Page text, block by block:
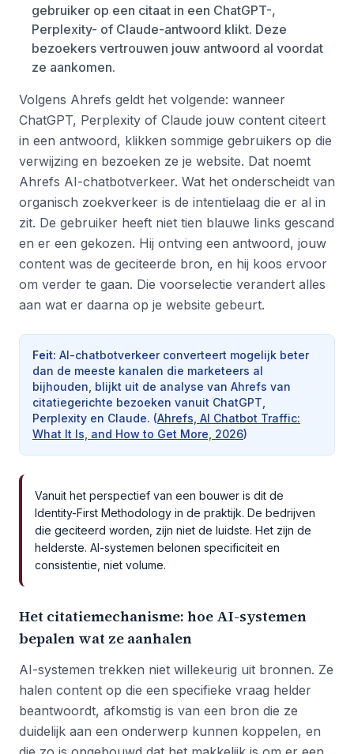
gebruiker op een citaat in een ChatGPT-,
Perplexity- of Claude-antwoord klikt. Deze
bezoekers vertrouwen jouw antwoord al voordat
ze aankomen.
Volgens Ahrefs geldt het volgende: wanneer
ChatGPT, Perplexity of Claude jouw content citeert
in een antwoord, klikken sommige gebruikers op die
verwijzing en bezoeken ze je website. Dat noemt
Ahrefs AI-chatbotverkeer. Wat het onderscheidt van
organisch zoekverkeer is de intentielaag die er al in
zit. De gebruiker heeft niet tien blauwe links gescand
en er een gekozen. Hij ontving een antwoord, jouw
content was de geciteerde bron, en hij koos ervoor
om verder te gaan. Die voorselectie verandert alles
aan wat er daarna op je website gebeurt.
Feit: AI-chatbotverkeer converteert mogelijk beter
dan de meeste kanalen die marketeers al
bijhouden, blijkt uit de analyse van Ahrefs van
citatiegerichte bezoeken vanuit ChatGPT,
Perplexity en Claude. (Ahrefs, AI Chatbot Traffic:
What It Is, and How to Get More, 2026)
Vanuit het perspectief van een bouwer is dit de
Identity-First Methodology in de praktijk. De bedrijven
die geciteerd worden, zijn niet de luidste. Het zijn de
helderste. AI-systemen belonen specificiteit en
consistentie, niet volume.
Het citatiemechanisme: hoe AI-systemen
bepalen wat ze aanhalen
AI-systemen trekken niet willekeurig uit bronnen. Ze
halen content op die een specifieke vraag helder
beantwoordt, afkomstig is van een bron die ze
duidelijk aan een onderwerp kunnen koppelen, en